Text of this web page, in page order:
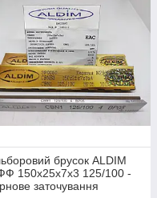
брусок ALDIM
150х25х7х3 125/100 -
заточування